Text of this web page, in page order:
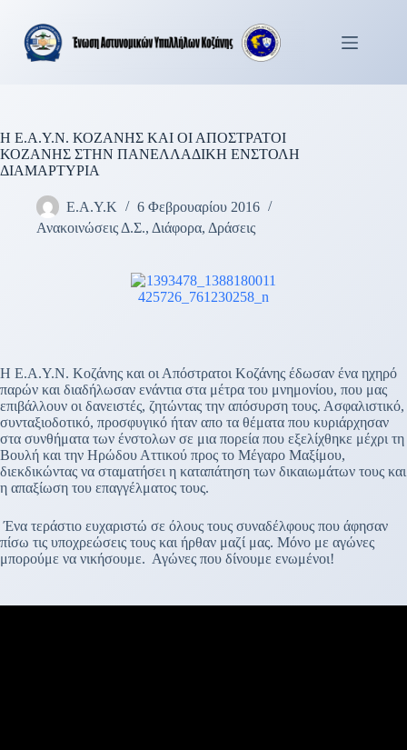
περιεχόμενο
Η Ε.Α.Υ.Ν. ΚΟΖΑΝΗΣ ΚΑΙ ΟΙ ΑΠΟΣΤΡΑΤΟΙ
ΚΟΖΑΝΗΣ ΣΤΗΝ ΠΑΝΕΛΛΑΔΙΚΗ ΕΝΣΤΟΛΗ
ΔΙΑΜΑΡΤΥΡΙΑ
Ε.Α.Υ.Κ
6 Φεβρουαρίου 2016
Ανακοινώσεις Δ.Σ., Διάφορα, Δράσεις
Η Ε.Α.Υ.Ν. Κοζάνης και οι Απόστρατοι Κοζάνης έδωσαν ένα ηχηρό
παρών και διαδήλωσαν ενάντια στα μέτρα του μνημονίου, που μας
επιβάλλουν οι δανειστές, ζητώντας την απόσυρση τους. Ασφαλιστικό,
συνταξιοδοτικό, προσφυγικό ήταν απο τα θέματα που κυριάρχησαν
στα συνθήματα των ένστολων σε μια πορεία που εξελίχθηκε μέχρι τη
Βουλή και την Ηρώδου Αττικού προς το Μέγαρο Μαξίμου,
διεκδικώντας να σταματήσει η καταπάτηση των δικαιωμάτων τους και
η απαξίωση του επαγγέλματος τους.
Ένα τεράστιο ευχαριστώ σε όλους τους συναδέλφους που άφησαν
πίσω τις υποχρεώσεις τους και ήρθαν μαζί μας. Μόνο με αγώνες
μπορούμε να νικήσουμε. Αγώνες που δίνουμε ενωμένοι!